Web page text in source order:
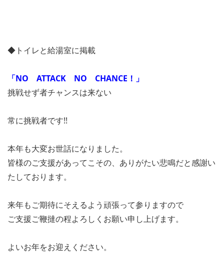
◆トイレと給湯室に掲載
「NO ATTACK NO CHANCE！」
挑戦せず者チャンスは来ない
常に挑戦者です!!
本年も大変お世話になりました。
皆様のご支援があってこその、ありがたい悲鳴だと感謝い
たしております。
来年もご期待にそえるよう頑張って参りますので
ご支援ご鞭撻の程よろしくお願い申し上げます。
よいお年をお迎えください。